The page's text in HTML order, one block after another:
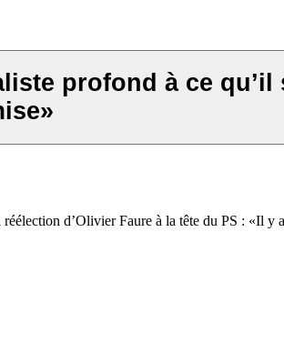
profond à ce qu’il
d’Olivier Faure à la tête du PS : «Il y